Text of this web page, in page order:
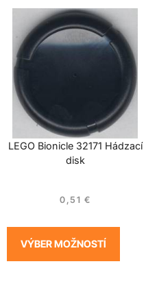
LEGO Bionicle 32171 Hádzací
disk
0,51 €
VÝBER MOŽNOSTÍ